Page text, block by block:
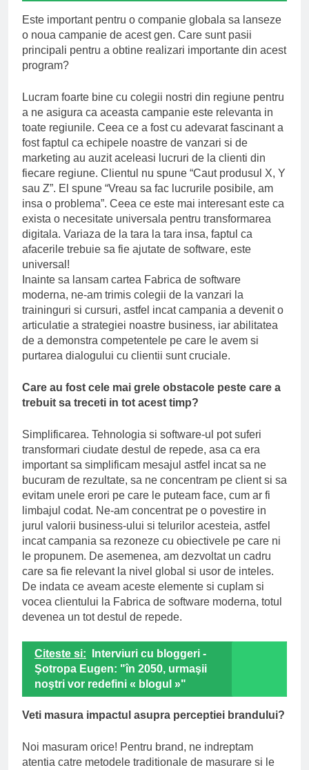
Este important pentru o companie globala sa lanseze
o noua campanie de acest gen. Care sunt pasii
principali pentru a obtine realizari importante din acest
program?
Lucram foarte bine cu colegii nostri din regiune pentru
a ne asigura ca aceasta campanie este relevanta in
toate regiunile. Ceea ce a fost cu adevarat fascinant a
fost faptul ca echipele noastre de vanzari si de
marketing au auzit aceleasi lucruri de la clienti din
fiecare regiune. Clientul nu spune “Caut produsul X, Y
sau Z”. El spune “Vreau sa fac lucrurile posibile, am
insa o problema”. Ceea ce este mai interesant este ca
exista o necesitate universala pentru transformarea
digitala. Variaza de la tara la tara insa, faptul ca
afacerile trebuie sa fie ajutate de software, este
universal!
Inainte sa lansam cartea Fabrica de software
moderna, ne-am trimis colegii de la vanzari la
traininguri si cursuri, astfel incat campania a devenit o
articulatie a strategiei noastre business, iar abilitatea
de a demonstra competentele pe care le avem si
purtarea dialogului cu clientii sunt cruciale.
Care au fost cele mai grele obstacole peste care a
trebuit sa treceti in tot acest timp?
Simplificarea. Tehnologia si software-ul pot suferi
transformari ciudate destul de repede, asa ca era
important sa simplificam mesajul astfel incat sa ne
bucuram de rezultate, sa ne concentram pe client si sa
evitam unele erori pe care le puteam face, cum ar fi
limbajul codat. Ne-am concentrat pe o povestire in
jurul valorii business-ului si telurilor acesteia, astfel
incat campania sa rezoneze cu obiectivele pe care ni
le propunem. De asemenea, am dezvoltat un cadru
care sa fie relevant la nivel global si usor de inteles.
De indata ce aveam aceste elemente si cuplam si
vocea clientului la Fabrica de software moderna, totul
devenea un tot destul de repede.
Citeste si:
Interviuri cu bloggeri -
Şotropa Eugen: "în 2050, urmaşii
noştri vor redefini « blogul »"
Veti masura impactul asupra perceptiei brandului?
Noi masuram orice! Pentru brand, ne indreptam
atentia catre metodele traditionale de masurare si le